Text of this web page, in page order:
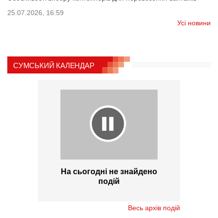
25.07.2026, 16:59
Усі новини
СУМСЬКИЙ КАЛЕНДАР
На сьогодні не знайдено
подій
Весь архів подій